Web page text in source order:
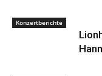
Konzertberichte